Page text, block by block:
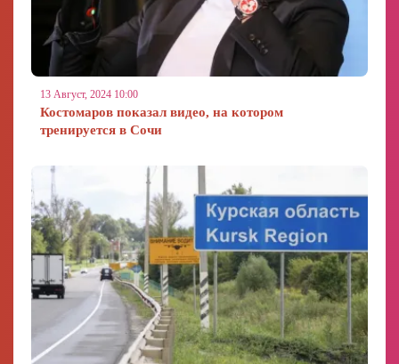
13 Август, 2024 10:00
Костомаров показал видео, на котором
тренируется в Сочи